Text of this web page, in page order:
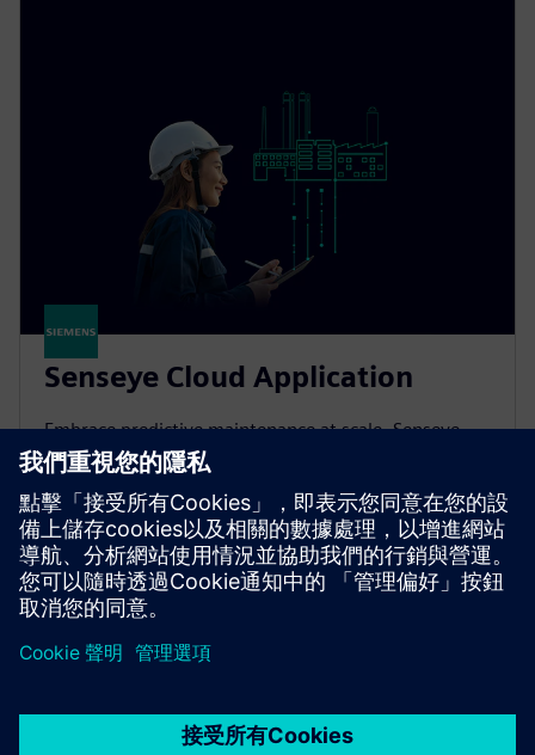
Senseye Cloud Application
Embrace predictive maintenance at scale. Senseye
Cloud Application automatically forecasts machine
failure to minimize downtime and save money, no
experts needed.